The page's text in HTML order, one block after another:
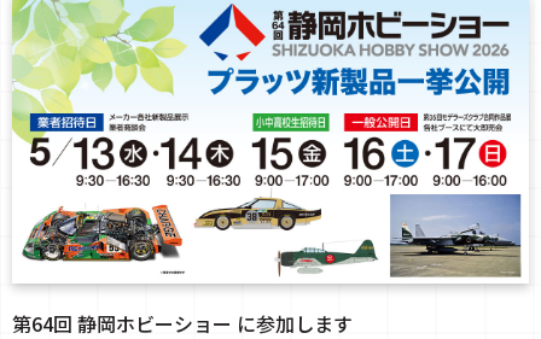
第64回 静岡ホビーショー に参加します